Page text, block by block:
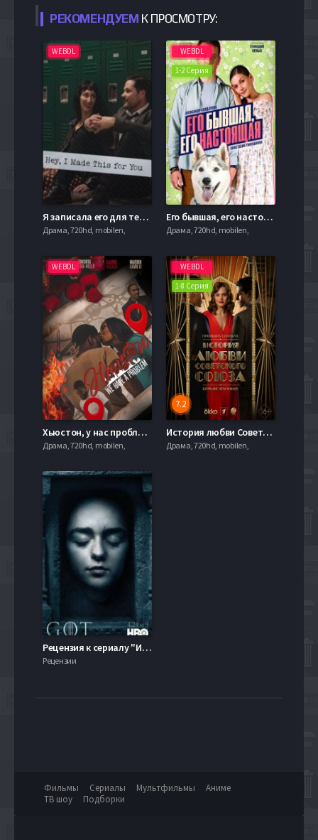
РЕКОМЕНДУЕМ К ПРОСМОТРУ:
WEBDL
Я записала его для тебя (2025)
Драма, 720hd, mobilen,
WEBDL
1-2 Серия
Его бывшая, его настоящая (2025)
Драма, 720hd, mobilen,
WEBDL
Хьюстон, у нас проблемы (2025)
Драма, 720hd, mobilen,
WEBDL
1-8 Серия
7.2
История любви Советского Союза (2025)
Драма, 720hd, mobilen,
Рецензия к сериалу "Игра престолов" 6 Сезон
Рецензии
Фильмы Сериалы Мультфильмы
Аниме
ТВ шоу
Подборки